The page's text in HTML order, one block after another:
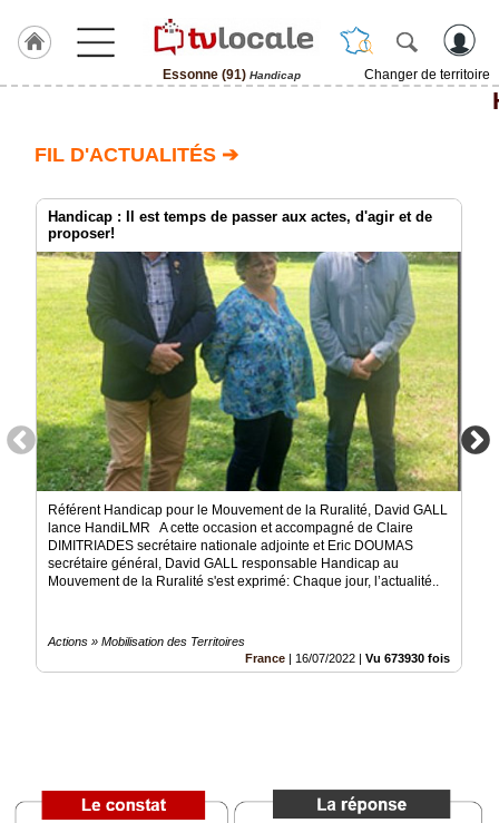
Essonne (91) Handicap
Changer de territoire
Essonne
TvLocale
France
Accueil
RUBRIQUES
Agenda
Gazette
Vidéos
Médias
groupe
Prémium
FIL D'ACTUALITÉS ➔
Handicap : Il est temps de passer aux actes, d'agir et de
proposer!
Référent Handicap pour le Mouvement de la Ruralité, David GALL
lance HandiLMR A cette occasion et accompagné de Claire
DIMITRIADES secrétaire nationale adjointe et Eric DOUMAS
secrétaire général, David GALL responsable Handicap au
Mouvement de la Ruralité s'est exprimé: Chaque jour, l’actualité..
Actions » Mobilisation des Territoires
France
16/07/2022 Vu 673930 fois